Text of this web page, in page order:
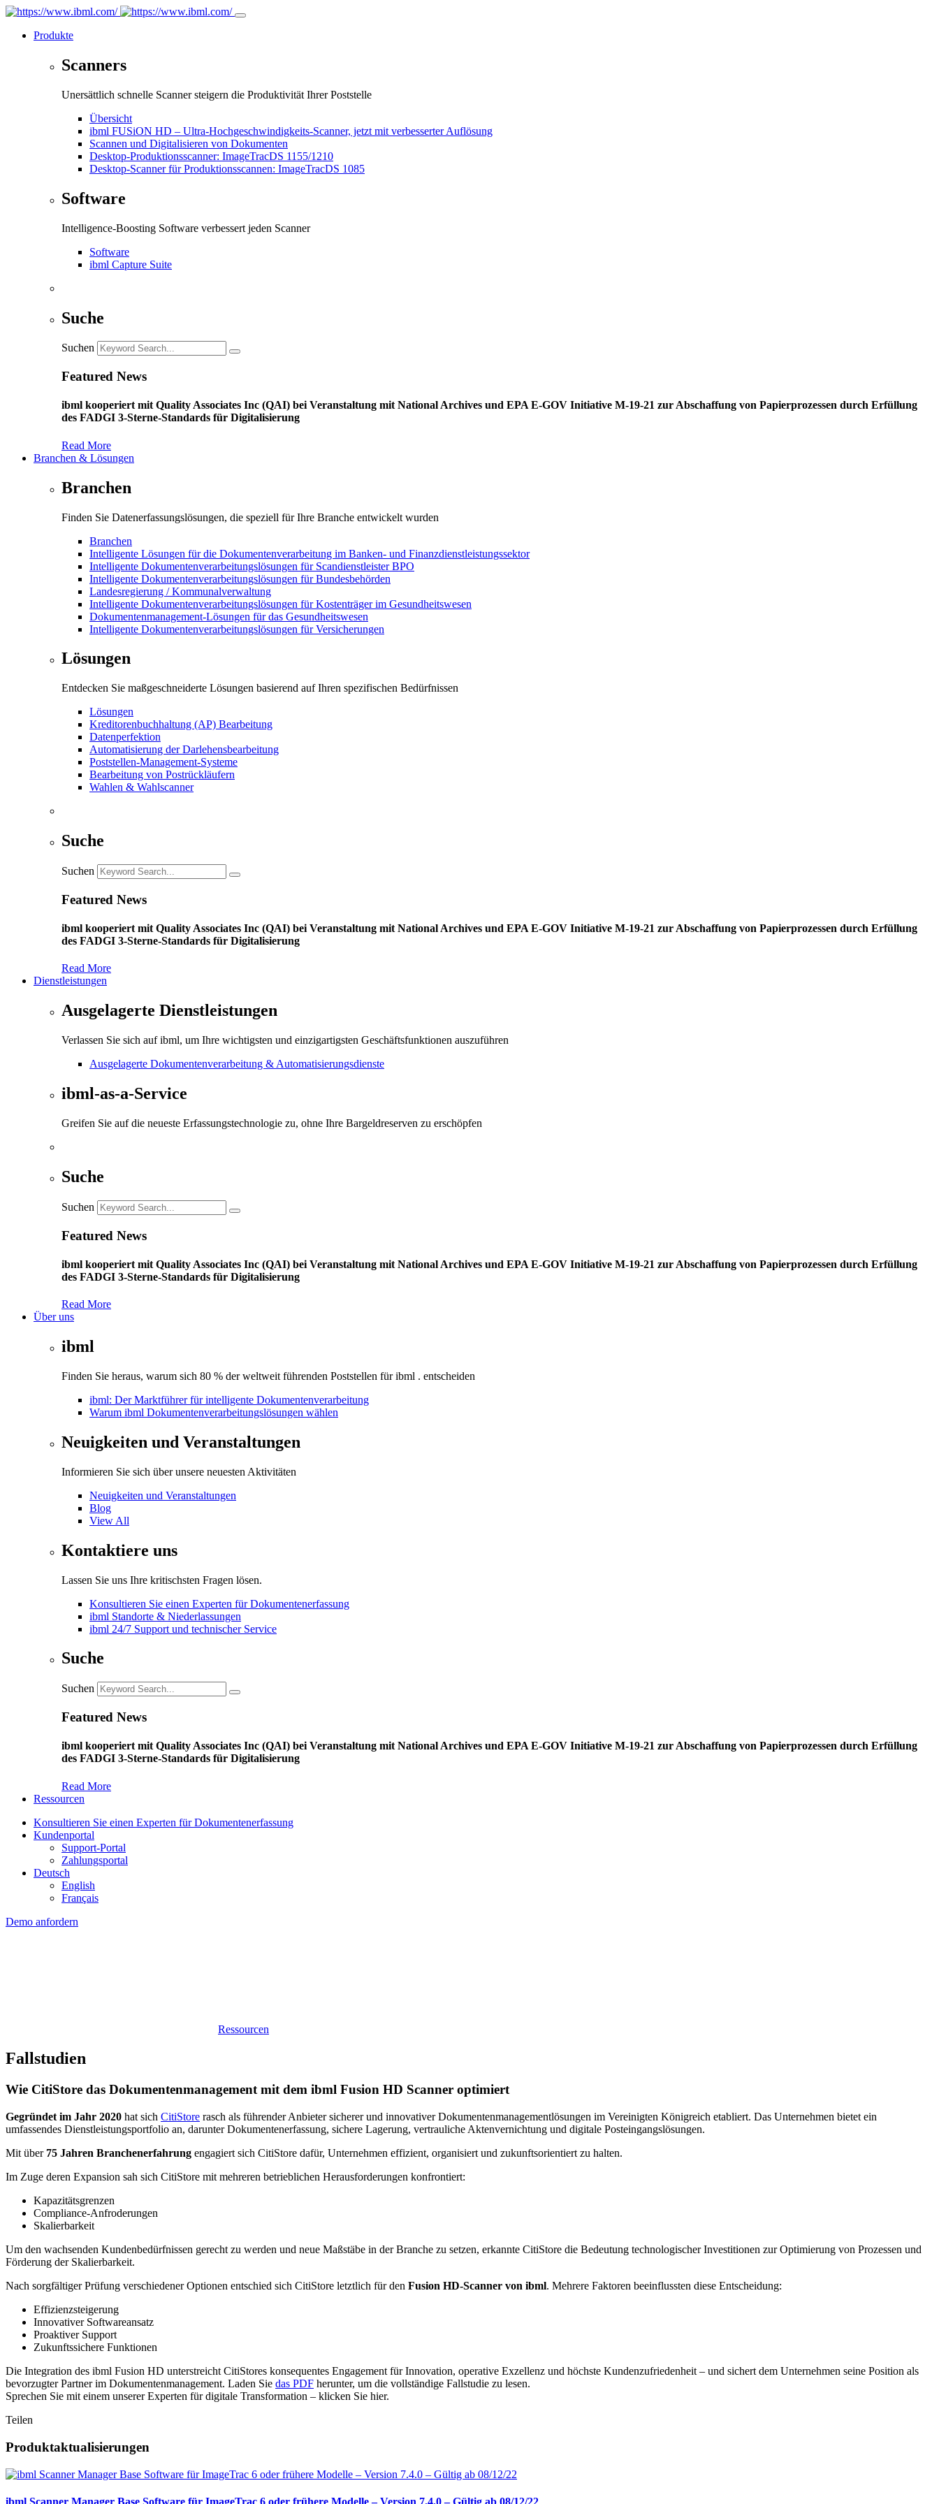
Produkte
Scanners
Unersättlich schnelle Scanner steigern die Produktivität Ihrer Poststelle
Übersicht
ibml FUSiON HD – Ultra-Hochgeschwindigkeits-Scanner, jetzt mit verbesserter Auflösung
Scannen und Digitalisieren von Dokumenten
Desktop-Produktionsscanner: ImageTracDS 1155/1210
Desktop-Scanner für Produktionsscannen: ImageTracDS 1085
Software
Intelligence-Boosting Software verbessert jeden Scanner
Software
ibml Capture Suite
Suche
Suchen
Featured News
ibml kooperiert mit Quality Associates Inc (QAI) bei Veranstaltung mit National Archives und EPA E-GOV Initiative M-19-21 zur Abschaffung von Papierprozessen durch Erfüllung
des FADGI 3-Sterne-Standards für Digitalisierung
Read More
Branchen & Lösungen
Branchen
Finden Sie Datenerfassungslösungen, die speziell für Ihre Branche entwickelt wurden
Branchen
Intelligente Lösungen für die Dokumentenverarbeitung im Banken- und Finanzdienstleistungssektor
Intelligente Dokumentenverarbeitungslösungen für Scandienstleister BPO
Intelligente Dokumentenverarbeitungslösungen für Bundesbehörden
Landesregierung / Kommunalverwaltung
Intelligente Dokumentenverarbeitungslösungen für Kostenträger im Gesundheitswesen
Dokumentenmanagement-Lösungen für das Gesundheitswesen
Intelligente Dokumentenverarbeitungslösungen für Versicherungen
Lösungen
Entdecken Sie maßgeschneiderte Lösungen basierend auf Ihren spezifischen Bedürfnissen
Lösungen
Kreditorenbuchhaltung (AP) Bearbeitung
Datenperfektion
Automatisierung der Darlehensbearbeitung
Poststellen-Management-Systeme
Bearbeitung von Postrückläufern
Wahlen & Wahlscanner
Suche
Suchen
Featured News
ibml kooperiert mit Quality Associates Inc (QAI) bei Veranstaltung mit National Archives und EPA E-GOV Initiative M-19-21 zur Abschaffung von Papierprozessen durch Erfüllung
des FADGI 3-Sterne-Standards für Digitalisierung
Read More
Dienstleistungen
Ausgelagerte Dienstleistungen
Verlassen Sie sich auf ibml, um Ihre wichtigsten und einzigartigsten Geschäftsfunktionen auszuführen
Ausgelagerte Dokumentenverarbeitung & Automatisierungsdienste
ibml-as-a-Service
Greifen Sie auf die neueste Erfassungstechnologie zu, ohne Ihre Bargeldreserven zu erschöpfen
Suche
Suchen
Featured News
ibml kooperiert mit Quality Associates Inc (QAI) bei Veranstaltung mit National Archives und EPA E-GOV Initiative M-19-21 zur Abschaffung von Papierprozessen durch Erfüllung
des FADGI 3-Sterne-Standards für Digitalisierung
Read More
Über uns
ibml
Finden Sie heraus, warum sich 80 % der weltweit führenden Poststellen für ibml . entscheiden
ibml: Der Marktführer für intelligente Dokumentenverarbeitung
Warum ibml Dokumentenverarbeitungslösungen wählen
Neuigkeiten und Veranstaltungen
Informieren Sie sich über unsere neuesten Aktivitäten
Neuigkeiten und Veranstaltungen
Blog
View All
Kontaktiere uns
Lassen Sie uns Ihre kritischsten Fragen lösen.
Konsultieren Sie einen Experten für Dokumentenerfassung
ibml Standorte & Niederlassungen
ibml 24/7 Support und technischer Service
Suche
Suchen
Featured News
ibml kooperiert mit Quality Associates Inc (QAI) bei Veranstaltung mit National Archives und EPA E-GOV Initiative M-19-21 zur Abschaffung von Papierprozessen durch Erfüllung
des FADGI 3-Sterne-Standards für Digitalisierung
Read More
Ressourcen
Konsultieren Sie einen Experten für Dokumentenerfassung
Kundenportal
Support-Portal
Zahlungsportal
Deutsch
English
Français
Demo anfordern
Ressourcen
Fallstudien
Wie CitiStore das Dokumentenmanagement mit dem ibml Fusion HD Scanner optimiert
Gegründet im Jahr 2020 hat sich CitiStore rasch als führender Anbieter sicherer und innovativer Dokumentenmanagementlösungen im Vereinigten Königreich etabliert. Das Unternehmen bietet ein
umfassendes Dienstleistungsportfolio an, darunter Dokumentenerfassung, sichere Lagerung, vertrauliche Aktenvernichtung und digitale Posteingangslösungen.
Mit über 75 Jahren Branchenerfahrung engagiert sich CitiStore dafür, Unternehmen effizient, organisiert und zukunftsorientiert zu halten.
Im Zuge deren Expansion sah sich CitiStore mit mehreren betrieblichen Herausforderungen konfrontiert:
Kapazitätsgrenzen
Compliance-Anfroderungen
Skalierbarkeit
Um den wachsenden Kundenbedürfnissen gerecht zu werden und neue Maßstäbe in der Branche zu setzen, erkannte CitiStore die Bedeutung technologischer Investitionen zur Optimierung von Prozessen und
Förderung der Skalierbarkeit.
Nach sorgfältiger Prüfung verschiedener Optionen entschied sich CitiStore letztlich für den Fusion HD-Scanner von ibml. Mehrere Faktoren beeinflussten diese Entscheidung:
Effizienzsteigerung
Innovativer Softwareansatz
Proaktiver Support
Zukunftssichere Funktionen
Die Integration des ibml Fusion HD unterstreicht CitiStores konsequentes Engagement für Innovation, operative Exzellenz und höchste Kundenzufriedenheit – und sichert dem Unternehmen seine Position als
bevorzugter Partner im Dokumentenmanagement. Laden Sie das PDF herunter, um die vollständige Fallstudie zu lesen.
Sprechen Sie mit einem unserer Experten für digitale Transformation – klicken Sie hier.
Teilen
Produktaktualisierungen
ibml Scanner Manager Base Software für ImageTrac 6 oder frühere Modelle – Version 7.4.0 – Gültig ab 08/12/22